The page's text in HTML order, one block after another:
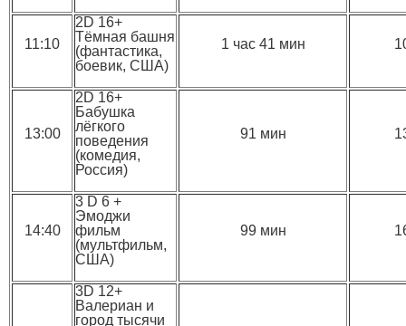
11:10
2D 16+
Тёмная башня
(фантастика,
боевик, США)
1 час 41 мин
13:00
2D 16+
Бабушка
лёгкого
поведения
(комедия,
Россия)
91 мин
14:40
3 D 6 +
Эмоджи
фильм
(мультфильм,
США)
99 мин
3D 12+
Валериан и
город тысячи